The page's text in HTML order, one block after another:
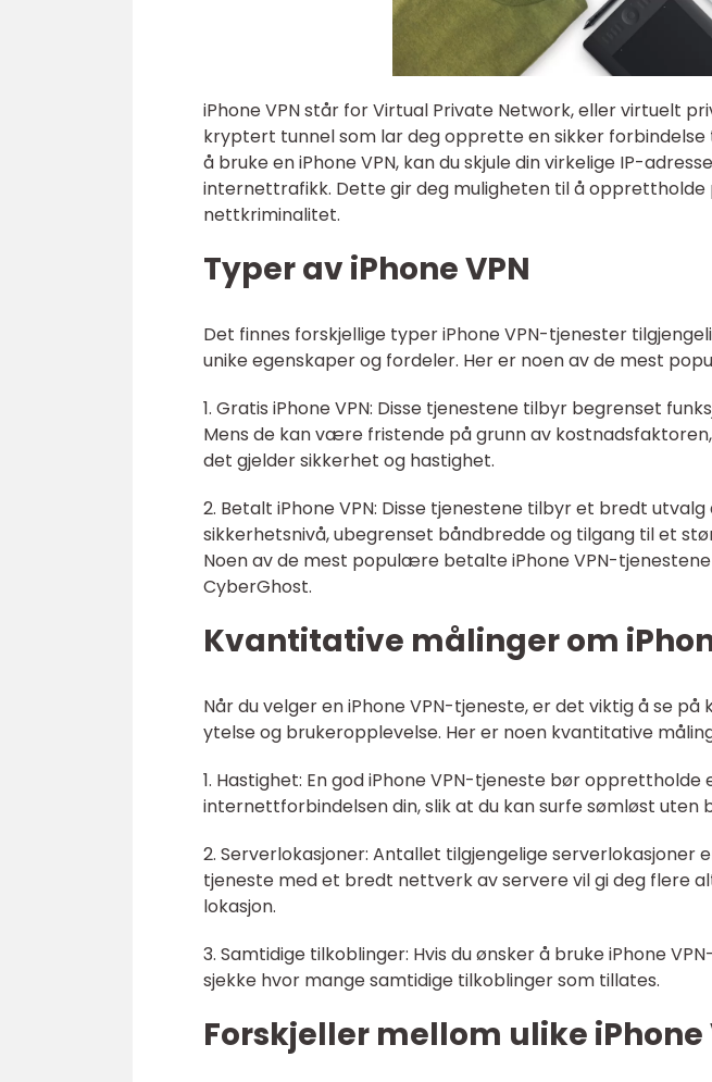
iPhone VPN står for Virtual Private Network, eller virtuelt
kryptert tunnel som lar deg opprette en sikker
å bruke en iPhone VPN, kan du skjule din virkelige IP-
internettrafikk. Dette gir deg muligheten til å
nettkriminalitet.
Typer av iPhone VPN
Det finnes forskjellige typer iPhone VPN-tjenester
unike egenskaper og fordeler. Her er noen av de mest
1. Gratis iPhone VPN: Disse tjenestene tilbyr begrenset
Mens de kan være fristende på grunn av
det gjelder sikkerhet og hastighet.
2. Betalt iPhone VPN: Disse tjenestene tilbyr et bredt
sikkerhetsnivå, ubegrenset båndbredde og tilgang til et
Noen av de mest populære betalte iPhone VPN-tjenestene
CyberGhost.
Kvantitative målinger om
Når du velger en iPhone VPN-tjeneste, er det viktig å se
ytelse og brukeropplevelse. Her er noen kvantitative
1. Hastighet: En god iPhone VPN-tjeneste bør
internettforbindelsen din, slik at du kan surfe sømløst uten
2. Serverlokasjoner: Antallet tilgjengelige serverlokasjoner
tjeneste med et bredt nettverk av servere vil gi deg flere
lokasjon.
3. Samtidige tilkoblinger: Hvis du ønsker å bruke iPhone
sjekke hvor mange samtidige tilkoblinger som tillates.
Forskjeller mellom ulike